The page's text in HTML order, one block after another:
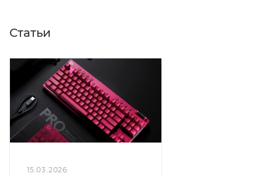
Статьи
15.03.2026